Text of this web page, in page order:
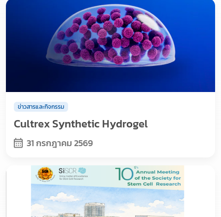
ข่าวสารและกิจกรรม
Cultrex Synthetic Hydrogel
31 กรกฎาคม 2569